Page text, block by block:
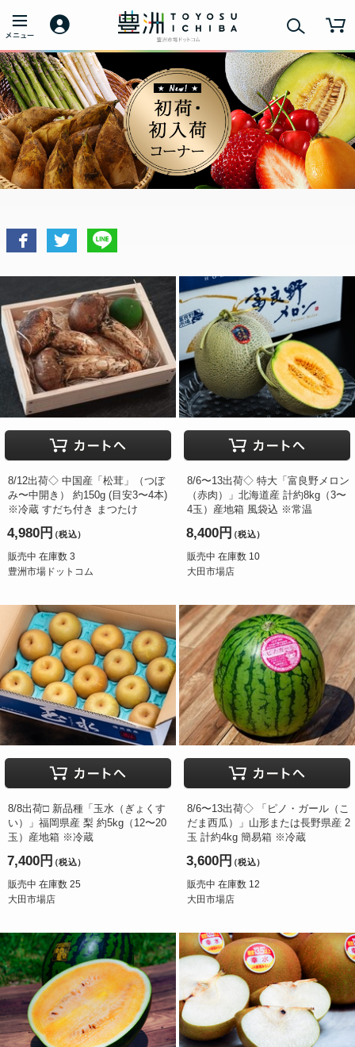
8/12出荷◇ 中国産「松茸」（つぼ
み〜中開き） 約150g (目安3〜4本)
※冷蔵 すだち付き まつたけ
4,980円（税込）
販売中 在庫数 3
豊洲市場ドットコム
8/6〜13出荷◇ 特大「富良野メロン
（赤肉）」北海道産 計約8kg（3〜
4玉）産地箱 風袋込 ※常温
8,400円（税込）
販売中 在庫数 10
大田市場店
8/8出荷□ 新品種「玉水（ぎょくす
い）」福岡県産 梨 約5kg（12〜20
玉）産地箱 ※冷蔵
7,400円（税込）
販売中 在庫数 25
大田市場店
8/6〜13出荷◇ 「ピノ・ガール（こ
だま西瓜）」山形または長野県産 2
玉 計約4kg 簡易箱 ※冷蔵
3,600円（税込）
販売中 在庫数 12
大田市場店